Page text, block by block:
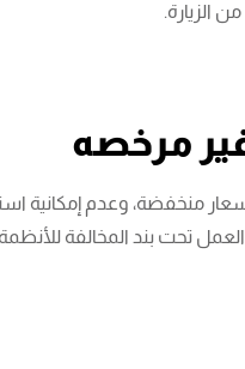
الزيارة.
مرخصه
منخفضة، وعدم إمكانية
تحت بند المخالفة للأنظمة